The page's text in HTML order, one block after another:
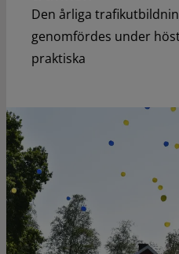
Den årliga
genomfördes under
praktiska